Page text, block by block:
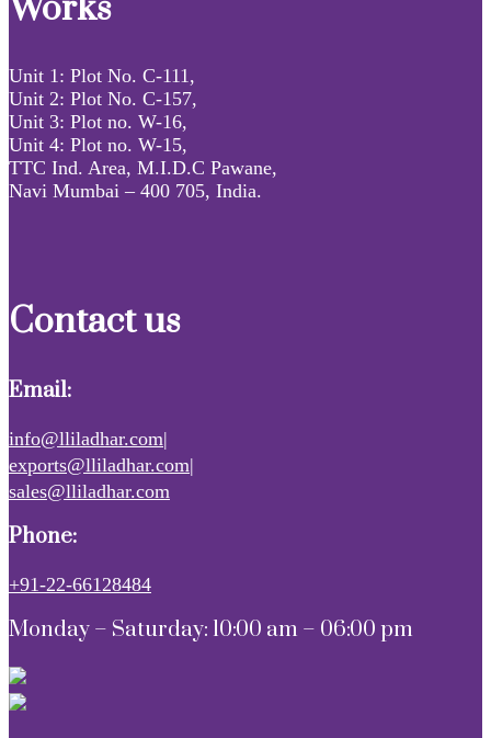
Works
Unit 1: Plot No. C-111,
Unit 2: Plot No. C-157,
Unit 3: Plot no. W-16,
Unit 4: Plot no. W-15,
TTC Ind. Area, M.I.D.C Pawane,
Navi Mumbai – 400 705, India.
Contact us
Email:
info@lliladhar.com|
exports@lliladhar.com|
sales@lliladhar.com
Phone:
+91-22-66128484
Monday – Saturday: 10:00 am – 06:00 pm